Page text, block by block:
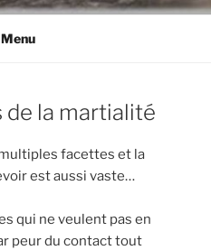
Menu
de la martialité
facettes et la
est aussi vaste…
qui ne veulent pas en
peur du contact tout